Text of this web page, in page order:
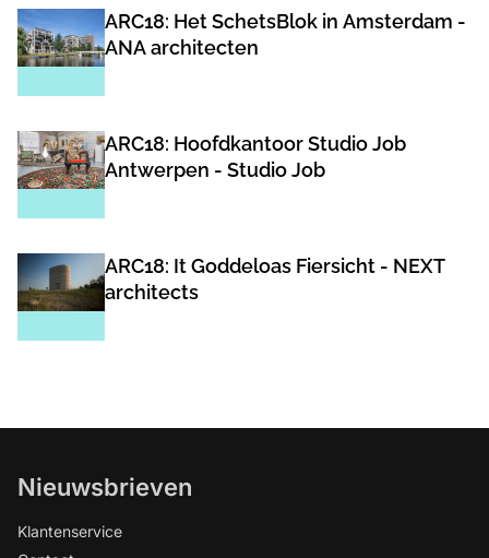
ARC18: Het SchetsBlok in Amsterdam -
ANA architecten
ARC18: Hoofdkantoor Studio Job
Antwerpen - Studio Job
ARC18: It Goddeloas Fiersicht - NEXT
architects
Nieuwsbrieven
Klantenservice